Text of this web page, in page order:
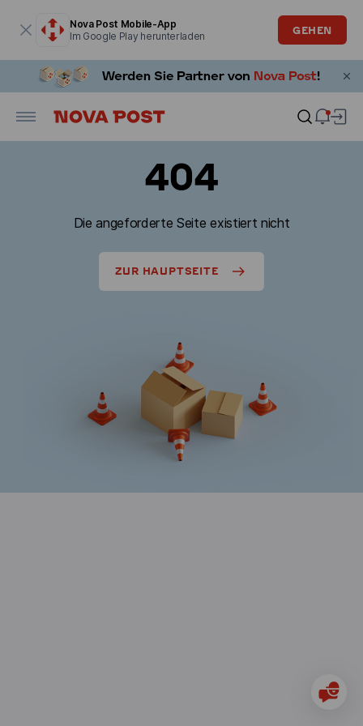
Nova Post Mobile-App
Im Google Play herunterladen
GEHEN
404
Die angeforderte Seite existiert nicht
ZUR HAUPTSEITE